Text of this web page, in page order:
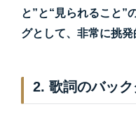
と”と“見られること”
グとして、非常に挑
2. 歌詞のバッ